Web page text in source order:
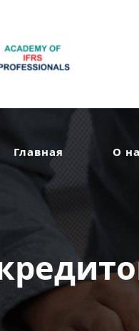
Главная О